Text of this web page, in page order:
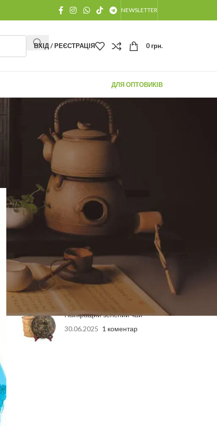
NEWSLETTER
ВХІД / РЕЄСТРАЦІЯ 0 грн.
ДЛЯ ОПТОВИКІВ
ОСТАННІ ПОВІДОМЛЕННЯ
Як Заварювати Китайський
Чай: Вичерпний гід від
розкриття 100% смаку та
аромату
04.06.2026
Подарункові Набори
Елітного Китайського Чаю:
Ідеальний Вибір для
Здоров’я та Насолоди
27.10.2025
Найкращий зелений чай
30.06.2025 1 коментар